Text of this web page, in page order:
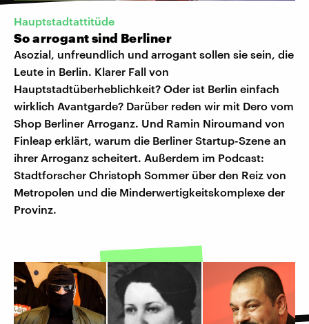
Hauptstadtattitüde
So arrogant sind Berliner
Asozial, unfreundlich und arrogant sollen sie sein, die
Leute in Berlin. Klarer Fall von
Hauptstadtüberheblichkeit? Oder ist Berlin einfach
wirklich Avantgarde? Darüber reden wir mit Dero vom
Shop Berliner Arroganz. Und Ramin Niroumand von
Finleap erklärt, warum die Berliner Startup-Szene an
ihrer Arroganz scheitert. Außerdem im Podcast:
Stadtforscher Christoph Sommer über den Reiz von
Metropolen und die Minderwertigkeitskomplexe der
Provinz.